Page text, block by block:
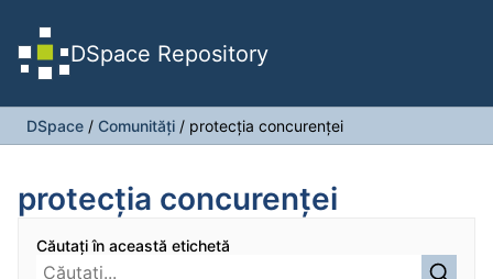
DSpace Repository
DSpace / Comunități / protecția concurenței
protecția concurenței
Căutați în această etichetă